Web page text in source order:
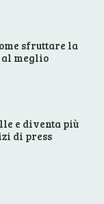
sfruttare la
meglio
e diventa più
di press